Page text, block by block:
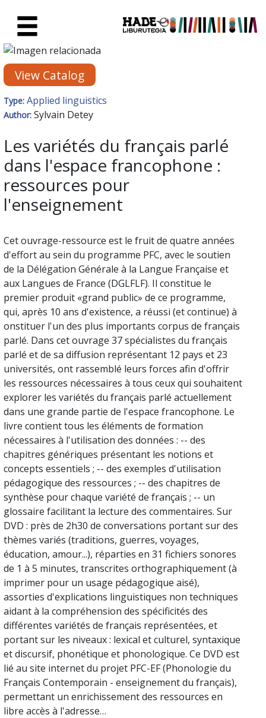
New Books Card - Liburutegia
View Catalog
Type: Applied linguistics
Author: Sylvain Detey
Les variétés du français parlé
dans l'espace francophone :
ressources pour
l'enseignement
Cet ouvrage-ressource est le fruit de quatre années
d'effort au sein du programme PFC, avec le soutien
de la Délégation Générale à la Langue Française et
aux Langues de France (DGLFLF). Il constitue le
premier produit «grand public» de ce programme,
qui, après 10 ans d'existence, a réussi (et continue) à
onstituer l'un des plus importants corpus de français
parlé. Dans cet ouvrage 37 spécialistes du français
parlé et de sa diffusion représentant 12 pays et 23
universités, ont rassemblé leurs forces afin d'offrir
les ressources nécessaires à tous ceux qui souhaitent
explorer les variétés du français parlé actuellement
dans une grande partie de l'espace francophone. Le
livre contient tous les éléments de formation
nécessaires à l'utilisation des données : -- des
chapitres génériques présentant les notions et
concepts essentiels ; -- des exemples d'utilisation
pédagogique des ressources ; -- des chapitres de
synthèse pour chaque variété de français ; -- un
glossaire facilitant la lecture des commentaires. Sur
DVD : près de 2h30 de conversations portant sur des
thèmes variés (traditions, guerres, voyages,
éducation, amour...), réparties en 31 fichiers sonores
de 1 à 5 minutes, transcrites orthographiquement (à
imprimer pour un usage pédagogique aisé),
assorties d'explications linguistiques non techniques
aidant à la compréhension des spécificités des
différentes variétés de français représentées, et
portant sur les niveaux : lexical et culturel, syntaxique
et discursif, phonétique et phonologique. Ce DVD est
lié au site internet du projet PFC-EF (Phonologie du
Français Contemporain - enseignement du français),
permettant un enrichissement des ressources en
libre accès à l'adresse…